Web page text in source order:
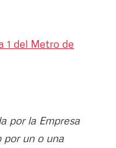
1 del Metro de
por la Empresa
por un o una